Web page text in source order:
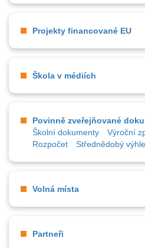
Projekty financované EU
Škola v médiích
Povinně zveřejňované
Školní dokumenty
Výroční
Rozpočet
Střednědobý
Volná místa
Partneři